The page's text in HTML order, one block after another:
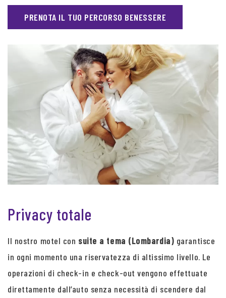
PRENOTA IL TUO PERCORSO BENESSERE
Privacy totale
Il nostro motel con suite a tema (Lombardia) garantisce
in ogni momento una riservatezza di altissimo livello. Le
operazioni di check-in e check-out vengono effettuate
direttamente dall’auto senza necessità di scendere dal